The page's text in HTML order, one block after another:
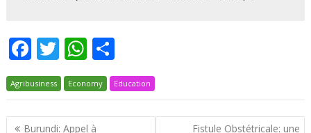
F
ac
e
b
T
w
itt
er
W
h
at
s
ar
ta
g
Agribusiness Economy Education
Navigation
Burundi: Appel à
Fistule Obstétricale: une